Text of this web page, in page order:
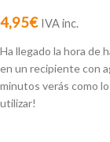
4,95€ IVA inc.
Ha llegado la hora de
en un recipiente con
minutos verás como
utilizar!